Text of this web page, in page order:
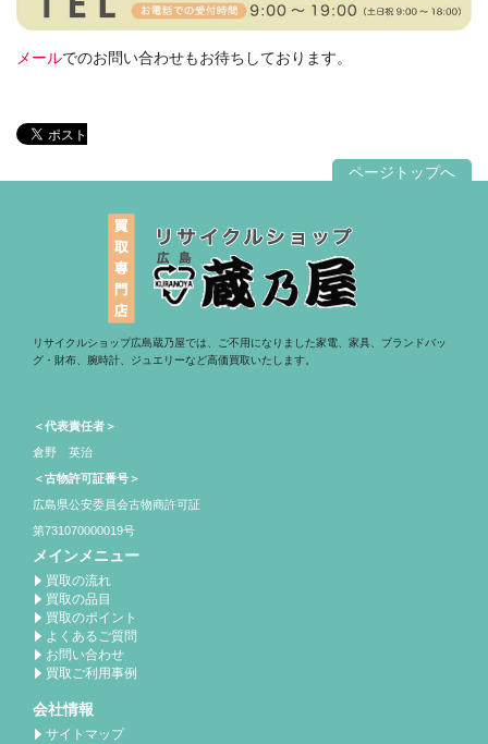
メールでのお問い合わせもお待ちしております。
ページトップへ
リサイクルショップ広島蔵乃屋では、ご不用になりました家電、家具、ブランドバッ
グ・財布、腕時計、ジュエリーなど高価買取いたします。
＜代表責任者＞
倉野 英治
＜古物許可証番号＞
広島県公安委員会古物商許可証
第731070000019号
メインメニュー
買取の流れ
買取の品目
買取のポイント
よくあるご質問
お問い合わせ
買取ご利用事例
会社情報
サイトマップ